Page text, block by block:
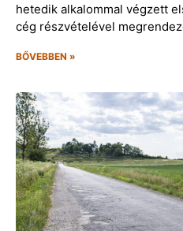
hetedik alkalommal végzett
cég részvételével
BŐVEBBEN »